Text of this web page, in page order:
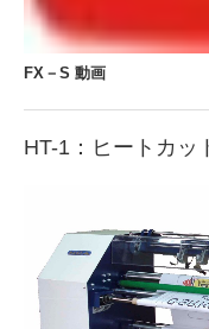
FX－S 動画
HT-1：ヒートカッ